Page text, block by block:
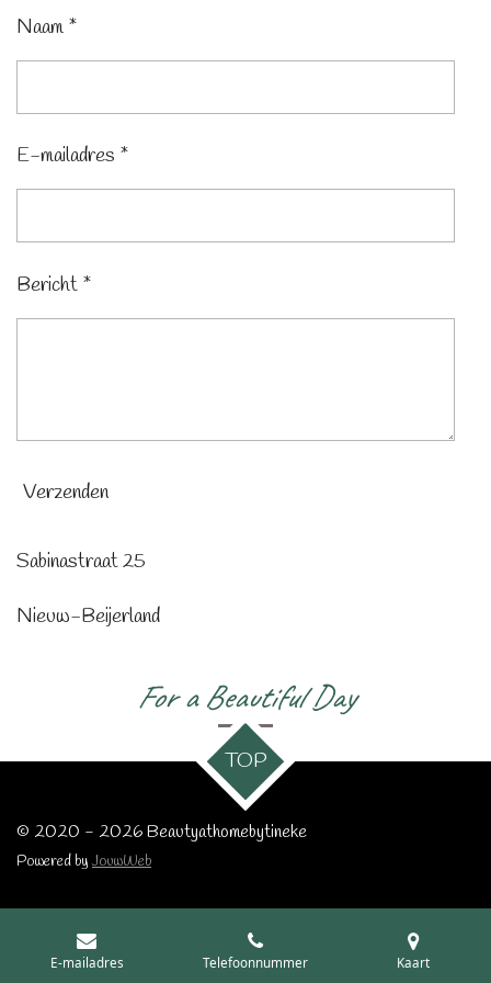
Naam *
E-mailadres *
Bericht *
Verzenden
Sabinastraat 25
Nieuw-Beijerland
For a Beautiful Day
TOP
© 2020 - 2026 Beautyathomebytineke
Powered by JouwWeb
E-mailadres Telefoonnummer Kaart